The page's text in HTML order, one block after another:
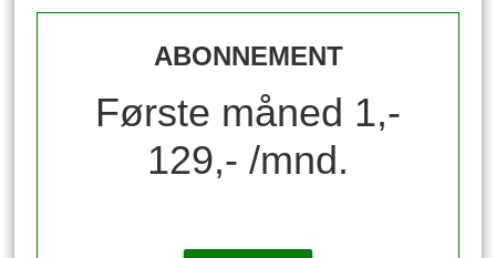
ABONNEMENT
Første måned 1,-
129,- /mnd.